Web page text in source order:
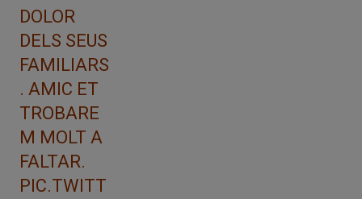
DOLOR
DELS SEUS
FAMILIARS
. AMIC ET
TROBARE
M MOLT A
FALTAR.
PIC.TWITT